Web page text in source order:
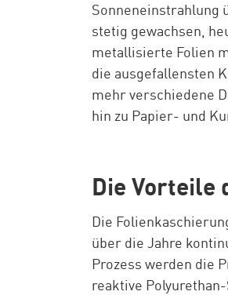
Sonneneinstrahlung
stetig gewachsen,
metallisierte Folien
die ausgefallensten
mehr verschiedene
hin zu Papier- und
Die Vorteile
Die
über die Jahre
Prozess werden die
reaktive